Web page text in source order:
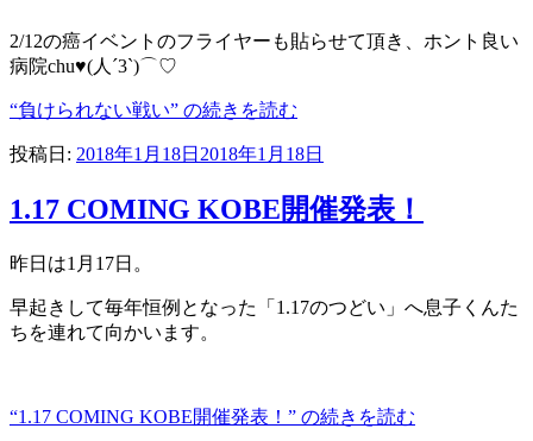
2/12の癌イベントのフライヤーも貼らせて頂き、ホント良い
病院chu♥(人´3`)⌒♡
“負けられない戦い” の続きを読む
投稿日: 2018年1月18日 2018年1月18日
1.17 COMING KOBE開催発表！
昨日は1月17日。
早起きして毎年恒例となった「1.17のつどい」へ息子くんた
ちを連れて向かいます。
“1.17 COMING KOBE開催発表！” の続きを読む